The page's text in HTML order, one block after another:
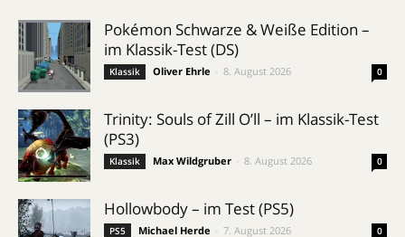
Pokémon Schwarze & Weiße Edition –
im Klassik-Test (DS)
Klassik Oliver Ehrle 8. August 2026 0
Trinity: Souls of Zill O’ll – im Klassik-Test
(PS3)
Klassik Max Wildgruber 8. August 2026 0
Hollowbody – im Test (PS5)
PS5 Michael Herde 7. August 2026 0